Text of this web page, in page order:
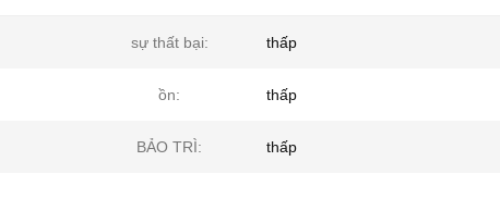
sự thất bại: thấp
ồn: thấp
BẢO TRÌ: thấp